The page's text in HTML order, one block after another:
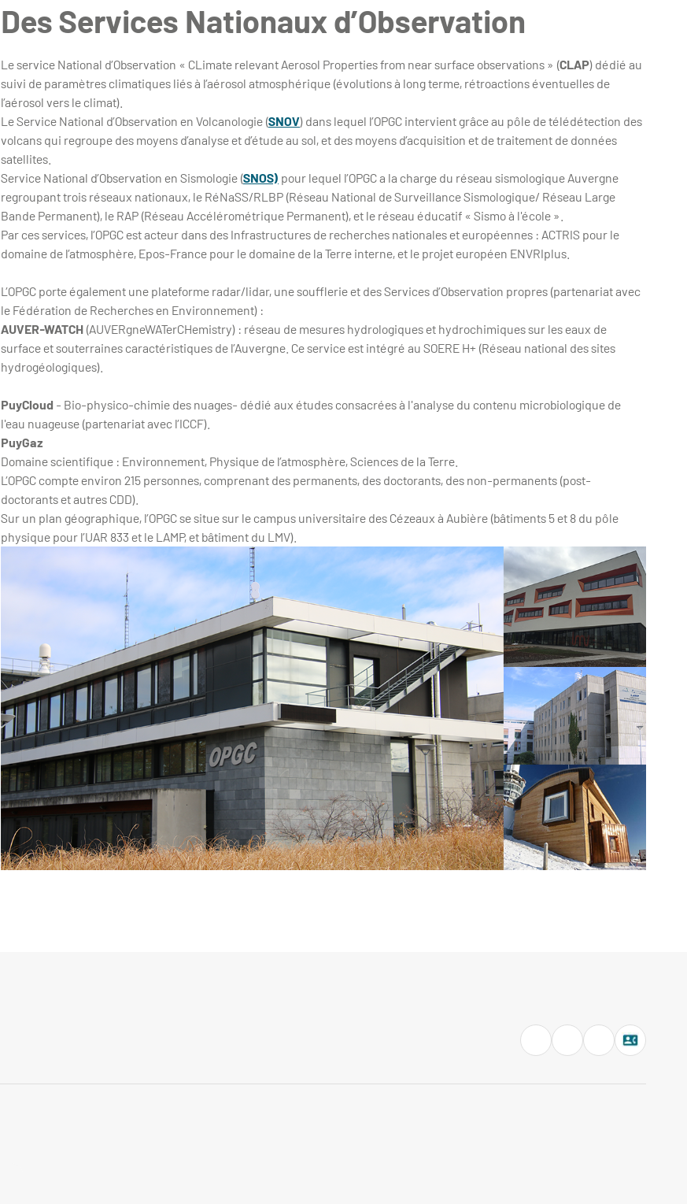
Des Services Nationaux d’Observation
Le service National d’Observation « CLimate relevant Aerosol Properties from near surface observations » (CLAP) dédié au
suivi de paramètres climatiques liés à l’aérosol atmosphérique (évolutions à long terme, rétroactions éventuelles de
l’aérosol vers le climat).
Le Service National d’Observation en Volcanologie (SNOV) dans lequel l’OPGC intervient grâce au pôle de télédétection des
volcans qui regroupe des moyens d’analyse et d’étude au sol, et des moyens d’acquisition et de traitement de données
satellites.
Service National d’Observation en Sismologie (SNOS) pour lequel l’OPGC a la charge du réseau sismologique Auvergne
regroupant trois réseaux nationaux, le RéNaSS/RLBP (Réseau National de Surveillance Sismologique/ Réseau Large
Bande Permanent), le RAP (Réseau Accélérométrique Permanent), et le réseau éducatif « Sismo à l'école ».
Par ces services, l’OPGC est acteur dans des Infrastructures de recherches nationales et européennes : ACTRIS pour le
domaine de l’atmosphère, Epos-France pour le domaine de la Terre interne, et le projet européen ENVRIplus.
L’OPGC porte également une plateforme radar/lidar, une soufflerie et des Services d’Observation propres (partenariat avec
le Fédération de Recherches en Environnement) :
AUVER-WATCH(AUVERgneWATerCHemistry) : réseau de mesures hydrologiques et hydrochimiques sur les eaux de
surface et souterraines caractéristiques de l’Auvergne. Ce service est intégré au SOERE H+ (Réseau national des sites
hydrogéologiques).
PuyCloud - Bio-physico-chimie des nuages- dédié aux études consacrées à l'analyse du contenu microbiologique de
l'eau nuageuse (partenariat avec l’ICCF).
PuyGaz
Domaine scientifique : Environnement, Physique de l’atmosphère, Sciences de la Terre.
L’OPGC compte environ 215 personnes, comprenant des permanents, des doctorants, des non-permanents (post-
doctorants et autres CDD).
Sur un plan géographique, l’OPGC se situe sur le campus universitaire des Cézeaux à Aubière (bâtiments 5 et 8 du pôle
physique pour l’UAR 833 et le LAMP, et bâtiment du LMV).